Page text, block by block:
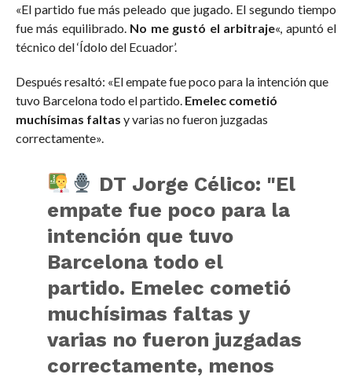
«El partido fue más peleado que jugado. El segundo tiempo
fue más equilibrado. No me gustó el arbitraje«, apuntó el
técnico del ‘Ídolo del Ecuador’.
Después resaltó: «El empate fue poco para la intención que
tuvo Barcelona todo el partido. Emelec cometió
muchísimas faltas y varias no fueron juzgadas
correctamente».
DT Jorge Célico: "El
empate fue poco para la
intención que tuvo
Barcelona todo el
partido. Emelec cometió
muchísimas faltas y
varias no fueron juzgadas
correctamente, menos